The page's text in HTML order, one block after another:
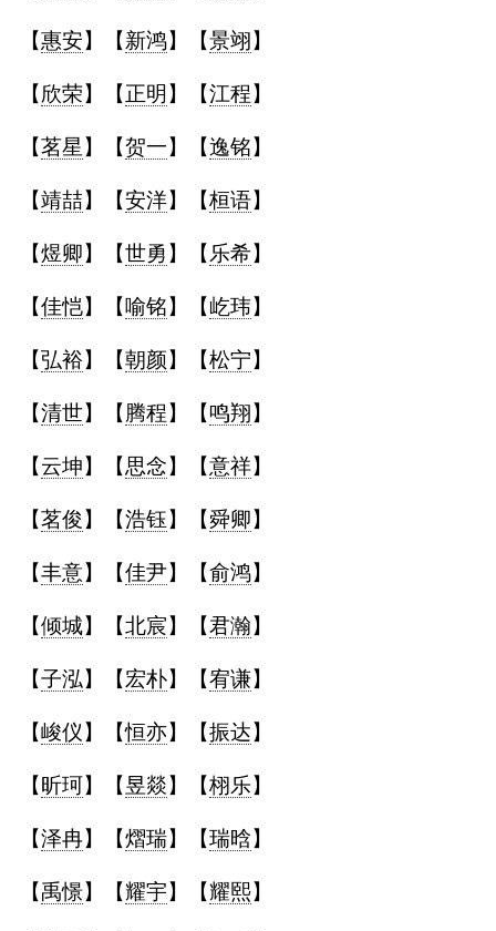
生
肖
起
名
蛇年起名
龙年起名
兔年起名
取
名
字
典
取
名
打
分
起
名
起
名
【惠安】【新鸿】【景翊】
【欣荣】【正明 】【江程】
【茗星 】【贺一】【逸铭】
【靖喆】【安洋】【桓语】
【煜卿】【世勇 】【 乐希】
【佳恺】【喻铭】【屹玮】
【弘裕】【朝颜】【松宁】
【清世】【 腾程】【鸣翔】
【云坤】【思念】【意祥】
【茗俊 】【浩钰】【舜卿】
【丰意】【佳尹】【俞鸿】
【倾城】【北宸】【君瀚】
【子泓】【宏朴】【宥谦】
【峻仪】【恒亦】【振达】
【 昕珂】【昱燚】【栩乐】
【泽冉】【熠瑞】【瑞晗】
【禹憬】【耀宇】【耀熙】